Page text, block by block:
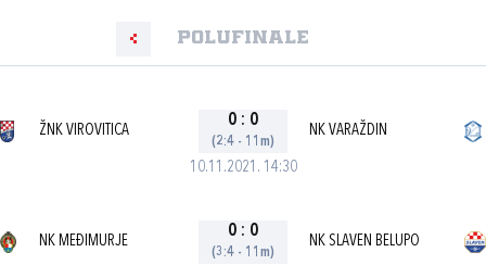
Polufinale
10.11.2021. 14:30
ŽNK VIROVITICA
0 : 0
(2:4 - 11m)
NK VARAŽDIN
NK MEĐIMURJE
0 : 0
(3:4 - 11m)
NK SLAVEN BELUPO